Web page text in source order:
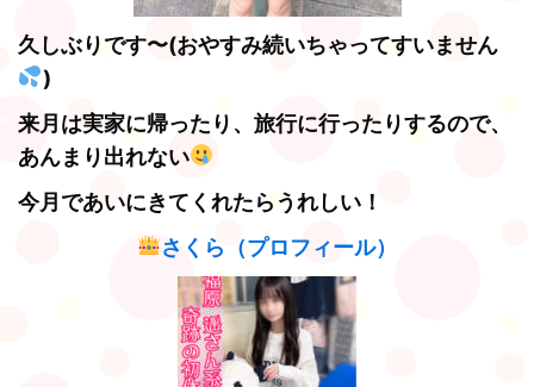
久しぶりです〜(おやすみ続いちゃってすいません
)
来月は実家に帰ったり、旅行に行ったりするので、
あんまり出れない
今月であいにきてくれたらうれしい！
さくら（プロフィール）